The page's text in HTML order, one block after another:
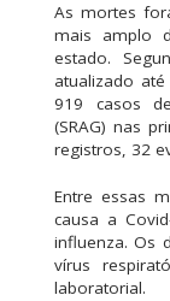
As mortes
mais amplo
estado.
atualizado
919 casos
(SRAG) nas
registros, 32
Entre essas
causa a
influenza. Os
vírus
laboratorial.